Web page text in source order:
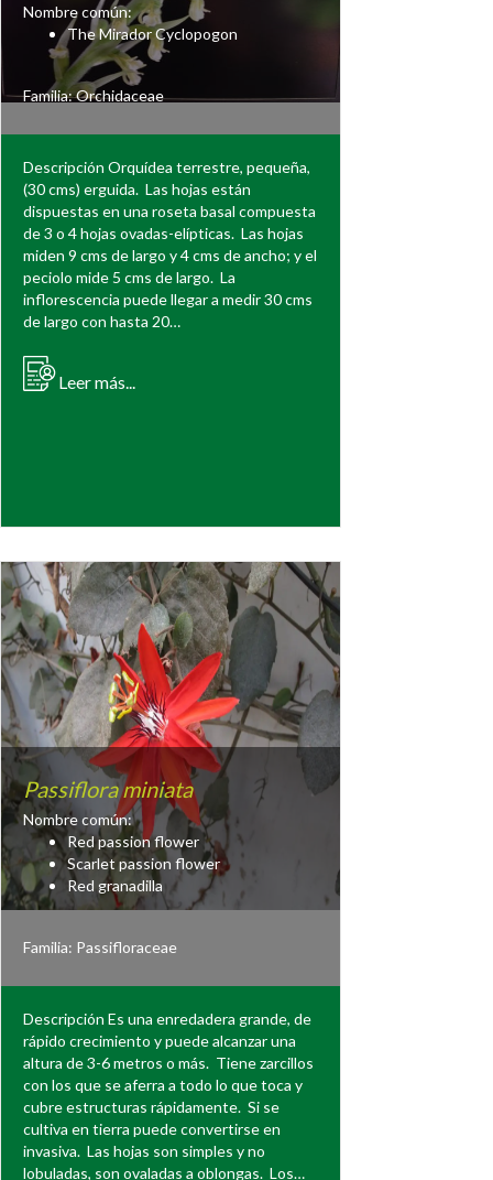
Nombre común:
The Mirador Cyclopogon
Familia:Orchidaceae
Descripción Orquídea terrestre, pequeña,
(30 cms) erguida. Las hojas están
dispuestas en una roseta basal compuesta
de 3 o 4 hojas ovadas-elípticas. Las hojas
miden 9 cms de largo y 4 cms de ancho; y el
peciolo mide 5 cms de largo. La
inflorescencia puede llegar a medir 30 cms
de largo con hasta 20…
Leer más...
Passiflora miniata
Nombre común:
Red passion flower
Scarlet passion flower
Red granadilla
Familia: Passifloraceae
Descripción Es una enredadera grande, de
rápido crecimiento y puede alcanzar una
altura de 3-6 metros o más. Tiene zarcillos
con los que se aferra a todo lo que toca y
cubre estructuras rápidamente. Si se
cultiva en tierra puede convertirse en
invasiva. Las hojas son simples y no
lobuladas, son ovaladas a oblongas. Los…